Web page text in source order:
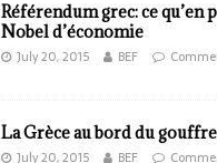
Référendum grec: ce qu’en
Nobel d’économie
July 20, 2015 BEF
La Grèce au bord du gouffre
July 20, 2015 BEF